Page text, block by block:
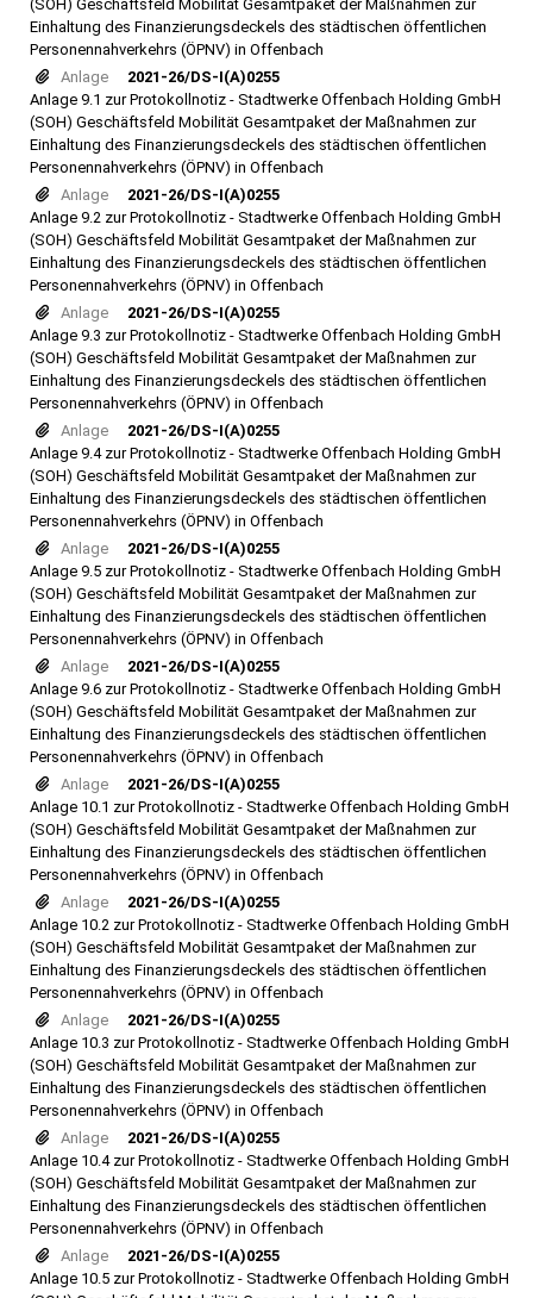
(SOH) Geschäftsfeld Mobilität Gesamtpaket der Maßnahmen zur
Einhaltung des Finanzierungsdeckels des städtischen öffentlichen
Personennahverkehrs (ÖPNV) in Offenbach
Anlage
2021-26/DS-I(A)0255
Anlage 9.1 zur Protokollnotiz - Stadtwerke Offenbach Holding GmbH
(SOH) Geschäftsfeld Mobilität Gesamtpaket der Maßnahmen zur
Einhaltung des Finanzierungsdeckels des städtischen öffentlichen
Personennahverkehrs (ÖPNV) in Offenbach
Anlage
2021-26/DS-I(A)0255
Anlage 9.2 zur Protokollnotiz - Stadtwerke Offenbach Holding GmbH
(SOH) Geschäftsfeld Mobilität Gesamtpaket der Maßnahmen zur
Einhaltung des Finanzierungsdeckels des städtischen öffentlichen
Personennahverkehrs (ÖPNV) in Offenbach
Anlage
2021-26/DS-I(A)0255
Anlage 9.3 zur Protokollnotiz - Stadtwerke Offenbach Holding GmbH
(SOH) Geschäftsfeld Mobilität Gesamtpaket der Maßnahmen zur
Einhaltung des Finanzierungsdeckels des städtischen öffentlichen
Personennahverkehrs (ÖPNV) in Offenbach
Anlage
2021-26/DS-I(A)0255
Anlage 9.4 zur Protokollnotiz - Stadtwerke Offenbach Holding GmbH
(SOH) Geschäftsfeld Mobilität Gesamtpaket der Maßnahmen zur
Einhaltung des Finanzierungsdeckels des städtischen öffentlichen
Personennahverkehrs (ÖPNV) in Offenbach
Anlage
2021-26/DS-I(A)0255
Anlage 9.5 zur Protokollnotiz - Stadtwerke Offenbach Holding GmbH
(SOH) Geschäftsfeld Mobilität Gesamtpaket der Maßnahmen zur
Einhaltung des Finanzierungsdeckels des städtischen öffentlichen
Personennahverkehrs (ÖPNV) in Offenbach
Anlage
2021-26/DS-I(A)0255
Anlage 9.6 zur Protokollnotiz - Stadtwerke Offenbach Holding GmbH
(SOH) Geschäftsfeld Mobilität Gesamtpaket der Maßnahmen zur
Einhaltung des Finanzierungsdeckels des städtischen öffentlichen
Personennahverkehrs (ÖPNV) in Offenbach
Anlage
2021-26/DS-I(A)0255
Anlage 10.1 zur Protokollnotiz - Stadtwerke Offenbach Holding GmbH
(SOH) Geschäftsfeld Mobilität Gesamtpaket der Maßnahmen zur
Einhaltung des Finanzierungsdeckels des städtischen öffentlichen
Personennahverkehrs (ÖPNV) in Offenbach
Anlage
2021-26/DS-I(A)0255
Anlage 10.2 zur Protokollnotiz - Stadtwerke Offenbach Holding GmbH
(SOH) Geschäftsfeld Mobilität Gesamtpaket der Maßnahmen zur
Einhaltung des Finanzierungsdeckels des städtischen öffentlichen
Personennahverkehrs (ÖPNV) in Offenbach
Anlage
2021-26/DS-I(A)0255
Anlage 10.3 zur Protokollnotiz - Stadtwerke Offenbach Holding GmbH
(SOH) Geschäftsfeld Mobilität Gesamtpaket der Maßnahmen zur
Einhaltung des Finanzierungsdeckels des städtischen öffentlichen
Personennahverkehrs (ÖPNV) in Offenbach
Anlage
2021-26/DS-I(A)0255
Anlage 10.4 zur Protokollnotiz - Stadtwerke Offenbach Holding GmbH
(SOH) Geschäftsfeld Mobilität Gesamtpaket der Maßnahmen zur
Einhaltung des Finanzierungsdeckels des städtischen öffentlichen
Personennahverkehrs (ÖPNV) in Offenbach
Anlage
2021-26/DS-I(A)0255
Anlage 10.5 zur Protokollnotiz - Stadtwerke Offenbach Holding GmbH